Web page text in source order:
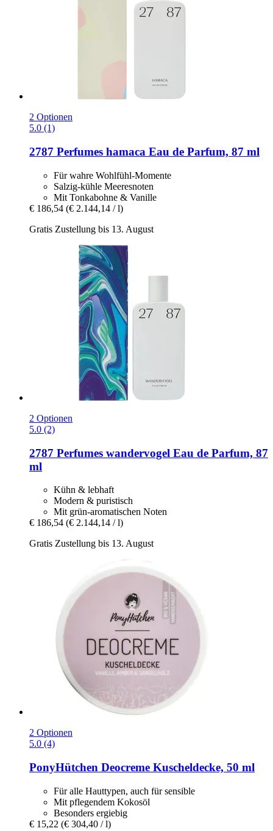
2 Optionen
5.0 (1)
2787 Perfumes hamaca Eau de Parfum, 87 ml
Für wahre Wohlfühl-Momente
Salzig-kühle Meeresnoten
Mit Tonkabohne & Vanille
€ 186,54 (€ 2.144,14 / l)
Gratis Zustellung bis 13. August
2 Optionen
5.0 (2)
2787 Perfumes wandervogel Eau de Parfum, 87
ml
Kühn & lebhaft
Modern & puristisch
Mit grün-aromatischen Noten
€ 186,54 (€ 2.144,14 / l)
Gratis Zustellung bis 13. August
2 Optionen
5.0 (4)
PonyHütchen Deocreme Kuscheldecke, 50 ml
Für alle Hauttypen, auch für sensible
Mit pflegendem Kokosöl
Besonders ergiebig
€ 15,22 (€ 304,40 / l)